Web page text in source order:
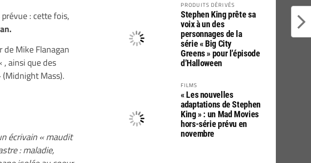
: cette fois,
de Mike Flanagan
, ainsi que des
Mass).
écrivain « maudit
: maladie,
PRODUITS DÉRIVÉS
Stephen King prête sa
voix à un des
personnages de la
série « Big City
Greens » pour l’épisode
d’Halloween
FILMS
« Les nouvelles
adaptations de Stephen
King » : un Mad Movies
hors-série prévu en
novembre